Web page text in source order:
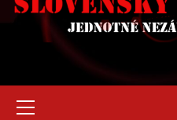
Menu